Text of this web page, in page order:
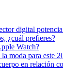
digital
¿cuál prefieres?
Watch?
moda para este
en relación